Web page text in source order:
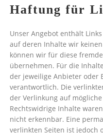
Haftung für
Unser Angebot enthält
auf deren Inhalte wir
können wir für diese
übernehmen. Für die
der jeweilige Anbieter oder
verantwortlich. Die
der Verlinkung auf
Rechtswidrige Inhalte
nicht erkennbar. Eine
verlinkten Seiten ist jedoch